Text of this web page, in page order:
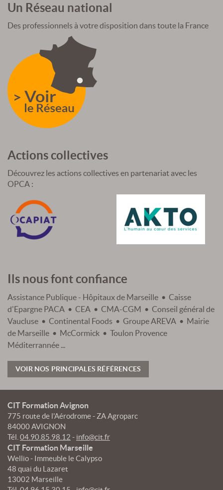
Un Réseau national
Des professionnels à votre disposition dans toute la France
Actions collectives
Découvrez les actions collectives en partenariat avec les
OPCA :
Ils nous font confiance
Assistance Publique - Hôpitaux de Marseille • Caisse
d'Epargne PACA • CEA • CMA-CGM • Conseil général de
Vaucluse • Continental Foods • Groupe AREVA • Mairie
de Marseille • McCormick • Toulon Provence
Méditerrannée ...
VOIR NOS PRINCIPALES RÉFÉRENCES
CIT Formation Avignon
775 route de l'Aérodrome - ZA Agroparc
84000 AVIGNON
Tél. 04.90.85.98.12 - info@cit.fr
CIT Formation Marseille
Wellio - Immeuble le Calypso
48 quai du Lazaret
13002 Marseille